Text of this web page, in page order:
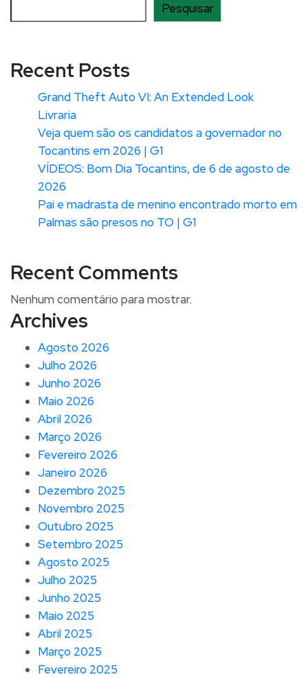
Pesquisar
Recent Posts
Grand Theft Auto VI: An Extended Look
Livraria
Veja quem são os candidatos a governador no
Tocantins em 2026 | G1
VÍDEOS: Bom Dia Tocantins, de 6 de agosto de
2026
Pai e madrasta de menino encontrado morto em
Palmas são presos no TO | G1
Recent Comments
Nenhum comentário para mostrar.
Archives
Agosto 2026
Julho 2026
Junho 2026
Maio 2026
Abril 2026
Março 2026
Fevereiro 2026
Janeiro 2026
Dezembro 2025
Novembro 2025
Outubro 2025
Setembro 2025
Agosto 2025
Julho 2025
Junho 2025
Maio 2025
Abril 2025
Março 2025
Fevereiro 2025